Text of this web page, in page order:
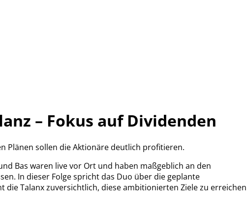
– Fokus auf Dividenden
Plänen sollen die Aktionäre deutlich profitieren.
Bas waren live vor Ort und haben maßgeblich an den
In dieser Folge spricht das Duo über die geplante
die Talanx zuversichtlich, diese ambitionierten Ziele zu erreichen